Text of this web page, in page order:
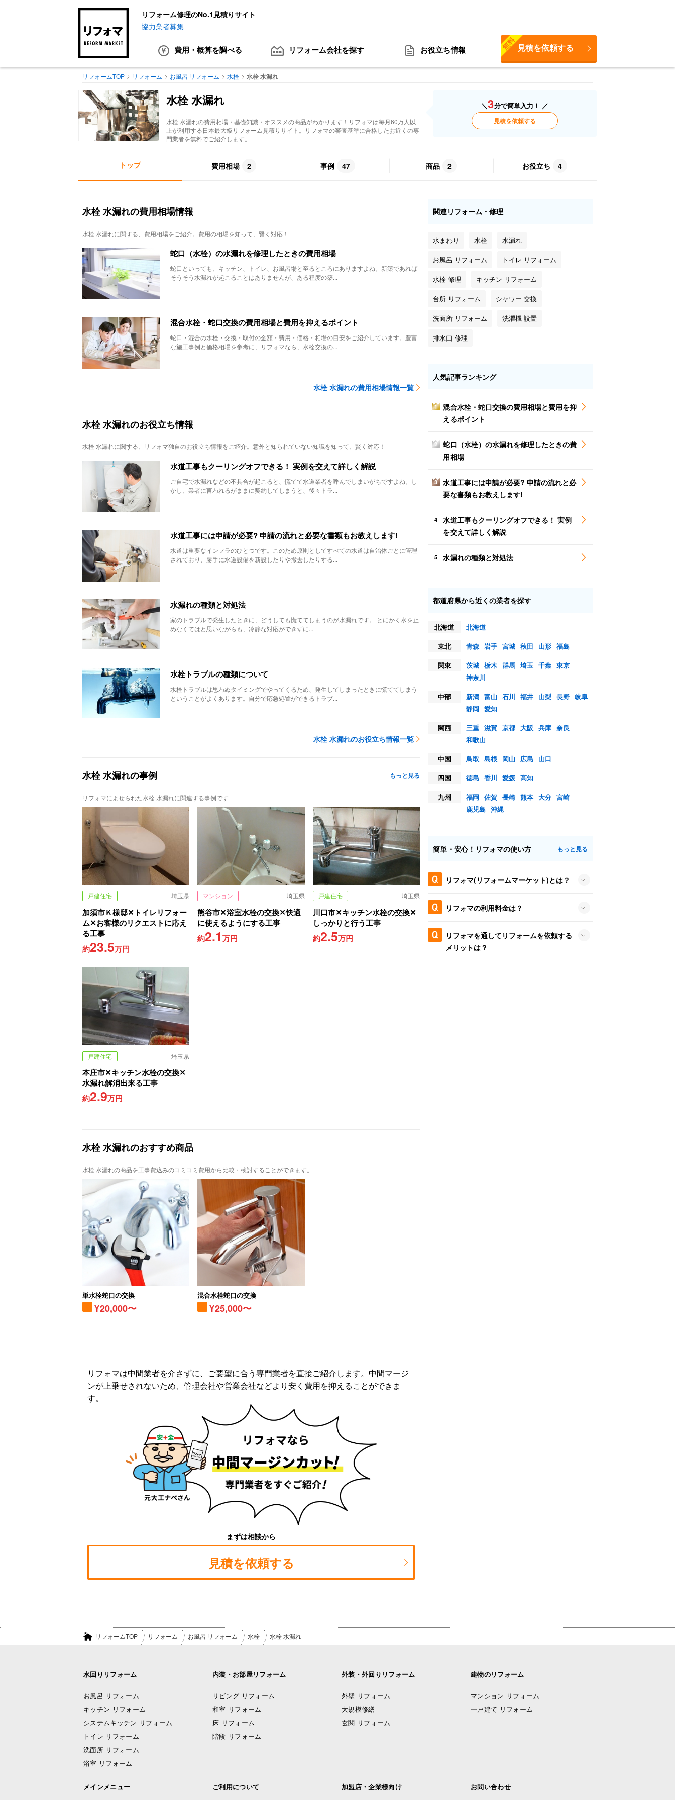
リフォーム修理のNo.1見積りサイト
協力業者募集
費用・概算を調べる リフォーム会社を探す お役立ち情報 見積を依頼する
無料
リフォームTOP リフォーム お風呂 リフォーム 水栓 水栓 水漏れ
水栓 水漏れ
水栓 水漏れの費用相場・基礎知識・オススメの商品がわかります！リフォマは毎月60万人以
上が利用する日本最大級リフォーム見積りサイト。リフォマの審査基準に合格したお近くの専
門業者を無料でご紹介します。
＼3分で簡単入力！ ／
見積を依頼する
トップ 費用相場 2 事例 47 商品 2 お役立ち 4
水栓 水漏れの費用相場情報
水栓 水漏れに関する、費用相場をご紹介。費用の相場を知って、賢く対応！
蛇口（水栓）の水漏れを修理したときの費用相場
蛇口といっても、キッチン、トイレ、お風呂場と至るところにありますよね。新築であれば
そうそう水漏れが起こることはありませんが、ある程度の築...
混合水栓・蛇口交換の費用相場と費用を抑えるポイント
蛇口・混合の水栓・交換・取付の金額・費用・価格・相場の目安をご紹介しています。豊富
な施工事例と価格相場を参考に、リフォマなら、水栓交換の...
水栓 水漏れの費用相場情報一覧
水栓 水漏れのお役立ち情報
水栓 水漏れに関する、リフォマ独自のお役立ち情報をご紹介。意外と知られていない知識を知って、賢く対応！
水道工事もクーリングオフできる！ 実例を交えて詳しく解説
ご自宅で水漏れなどの不具合が起こると、慌てて水道業者を呼んでしまいがちですよね。し
かし、業者に言われるがままに契約してしまうと、後々トラ...
水道工事には申請が必要? 申請の流れと必要な書類もお教えします!
水道は重要なインフラのひとつです。このため原則としてすべての水道は自治体ごとに管理
されており、勝手に水道設備を新設したりや撤去したりする...
水漏れの種類と対処法
家のトラブルで発生したときに、どうしても慌ててしまうのが水漏れです。 とにかく水を止
めなくてはと思いながらも、冷静な対応ができずに...
水栓トラブルの種類について
水栓トラブルは思わぬタイミングでやってくるため、発生してしまったときに慌ててしまう
ということがよくあります。自分で応急処置ができるトラブ...
水栓 水漏れのお役立ち情報一覧
水栓 水漏れの事例 もっと見る
リフォマによせられた水栓 水漏れに関連する事例です
戸建住宅 埼玉県
加須市Ｋ様邸✕トイレリフォー
ム✕お客様のリクエストに応え
る工事
約23.5万円
マンション 埼玉県
熊谷市✕浴室水栓の交換✕快適
に使えるようにする工事
約2.1万円
戸建住宅 埼玉県
川口市✕キッチン水栓の交換✕
しっかりと行う工事
約2.5万円
戸建住宅 埼玉県
本庄市✕キッチン水栓の交換✕
水漏れ解消出来る工事
約2.9万円
水栓 水漏れのおすすめ商品
水栓 水漏れの商品を工事費込みのコミコミ費用から比較・検討することができます。
単水栓蛇口の交換
20,000〜
混合水栓蛇口の交換
25,000〜
リフォマは中間業者を介さずに、ご要望に合う専門業者を直接ご紹介します。中間マージ
ンが上乗せされないため、管理会社や営業会社などより安く費用を抑えることができま
す。
まずは相談から
見積を依頼する
関連リフォーム・修理
水まわり 水栓 水漏れ
お風呂 リフォーム トイレ リフォーム
水栓 修理 キッチン リフォーム
台所 リフォーム シャワー 交換
洗面所 リフォーム 洗濯機 設置
排水口 修理
人気記事ランキング
1
混合水栓・蛇口交換の費用相場と費用を抑
えるポイント
2
蛇口（水栓）の水漏れを修理したときの費
用相場
3
水道工事には申請が必要? 申請の流れと必
要な書類もお教えします!
4
水道工事もクーリングオフできる！ 実例
を交えて詳しく解説
5 水漏れの種類と対処法
都道府県から近くの業者を探す
北海道
北海道
東北
青森 岩手 宮城 秋田 山形 福島
関東
茨城 栃木 群馬 埼玉 千葉 東京
神奈川
中部
新潟 富山 石川 福井 山梨 長野 岐阜
静岡 愛知
関西
三重 滋賀 京都 大阪 兵庫 奈良
和歌山
中国
鳥取 島根 岡山 広島
山口
四国
徳島 香川 愛媛 高知
九州
福岡 佐賀 長崎 熊本 大分 宮崎
鹿児島 沖縄
簡単・安心！リフォマの使い方 もっと見る
リフォマ(リフォームマーケット)とは？
リフォマの利用料金は？
リフォマを通してリフォームを依頼する
メリットは？
リフォームTOP リフォーム お風呂 リフォーム 水栓 水栓 水漏れ
水回りリフォーム
お風呂 リフォーム
キッチン リフォーム
システムキッチン リフォーム
トイレ リフォーム
洗面所 リフォーム
浴室 リフォーム
内装・お部屋リフォーム
リビング リフォーム
和室 リフォーム
床 リフォーム
階段 リフォーム
外装・外回りリフォーム
外壁 リフォーム
大規模修繕
玄関 リフォーム
建物のリフォーム
マンション リフォーム
一戸建て リフォーム
メインメニュー ご利用について 加盟店・企業様向け お問い合わせ